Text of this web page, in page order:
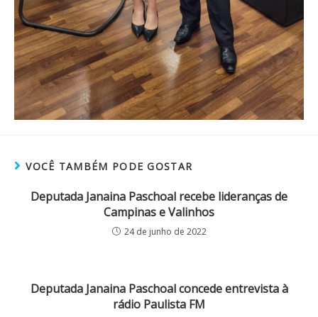
VOCÊ TAMBÉM PODE GOSTAR
Deputada Janaina Paschoal recebe lideranças de
Campinas e Valinhos
24 de junho de 2022
Deputada Janaina Paschoal concede entrevista à
rádio Paulista FM